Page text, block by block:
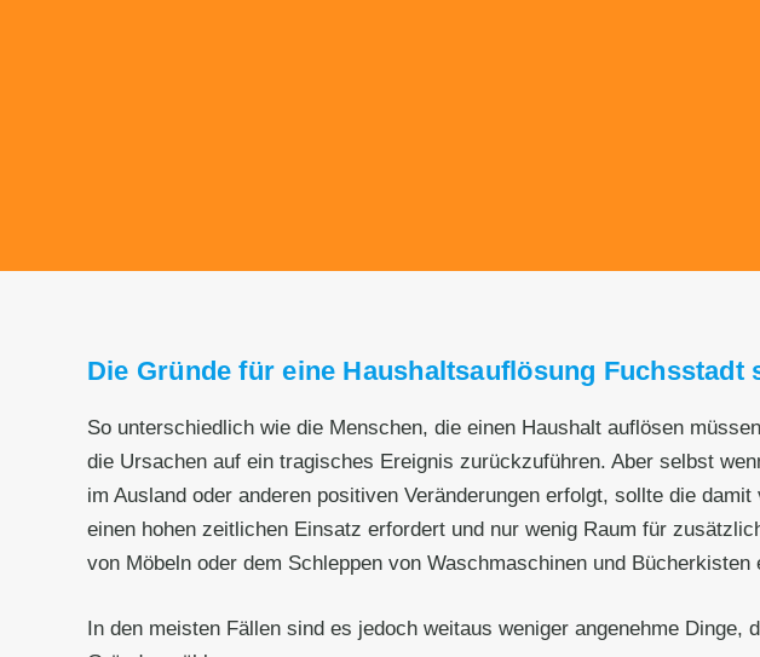
Die Gründe für eine Haushaltsauflösung
So unterschiedlich wie die Menschen, die einen Haushalt auflösen
die Ursachen auf ein tragisches Ereignis zurückzuführen. Aber selbst
im Ausland oder anderen positiven Veränderungen erfolgt, sollte die
einen hohen zeitlichen Einsatz erfordert und nur wenig Raum für
von Möbeln oder dem Schleppen von Waschmaschinen und
In den meisten Fällen sind es jedoch weitaus weniger angenehme